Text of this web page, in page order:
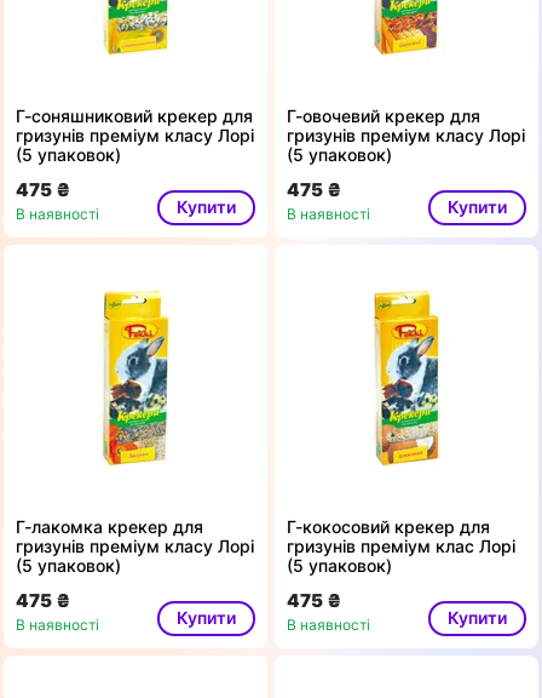
Г-соняшниковий крекер для
гризунів преміум класу Лорі
(5 упаковок)
475 ₴
В наявності Купити
Г-овочевий крекер для
гризунів преміум класу Лорі
(5 упаковок)
475 ₴
В наявності Купити
Г-лакомка крекер для
гризунів преміум класу Лорі
(5 упаковок)
475 ₴
В наявності Купити
Г-кокосовий крекер для
гризунів преміум клас Лорі
(5 упаковок)
475 ₴
В наявності Купити